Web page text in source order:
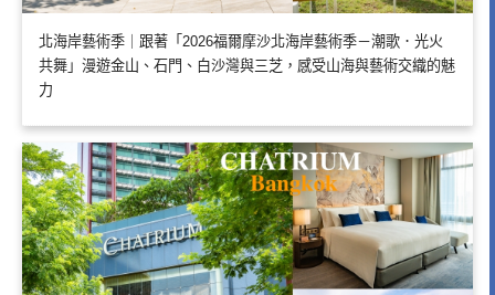
北海岸藝術季｜跟著「2026福爾摩沙北海岸藝術季－潮歌．光火
共舞」漫遊金山、石門、白沙灣與三芝，感受山海與藝術交織的魅
力